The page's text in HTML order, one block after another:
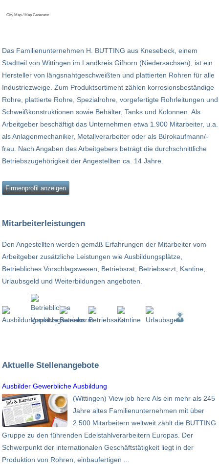
City Map / Map Generator
Das Familienunternehmen H. BUTTING aus Knesebeck, einem
Stadtteil von Wittingen im Landkreis Gifhorn (Niedersachsen), ist ein
Hersteller von längsnahtgeschweißten und plattierten Rohren für alle
Industriezweige. Zum Produktsortiment zählen korrosionsbeständige
Rohre, plattierte Rohre, Spezialrohre, vorgefertigte Rohrleitungen und
Schweißkonstruktionen sowie Behälter, Tanks und Kolonnen. Als
Arbeitgeber beschäftigt das Unternehmen etwa 1.900 Mitarbeiter, u.a.
als Anlagenmechaniker, Metallverarbeiter oder als Bürokaufmann/-
frau. Nach Angaben des Arbeitgebers beträgt die durchschnittliche
Betriebszugehörigkeit der Angestellten ca. 14 Jahre.
Firmenprofil anzeigen
Mitarbeiterleistungen
Den Angestellten werden gemäß Erfahrungen der Mitarbeiter vom
Arbeitgeber zusätzliche Leistungen wie Ausbildungsplätze,
Betriebliches Vorschlagswesen, Betriebsrat, Betriebsarzt, Kantine,
Urlaubsgeld und Weiterbildungen angeboten.
Aktuelle Stellenangebote
Ausbilder Gewerbliche Ausbildung
(Wittingen) View job here Als ein mehr als 245
Jahre altes Familienunternehmen mit über
2.500 Mitarbeitern weltweit zählt die BUTTING
Gruppe zu den führenden Edelstahlverarbeitern Europas. Der
Schwerpunkt der internationalen Geschäftstätigkeit liegt in der
Produktion von Rohren, einbaufertigen ...